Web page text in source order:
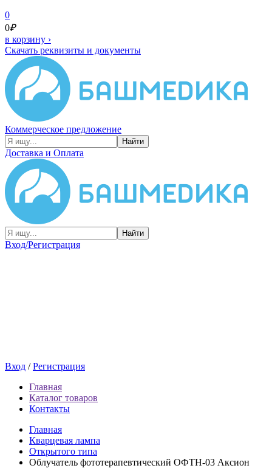
0
0₽
в корзину ›
Скачать реквизиты и документы
Коммерческое предложение
Найти
Доставка и Оплата
Найти
Вход/Регистрация
Вход /Регистрация
Главная
Каталог товаров
Контакты
Главная
Кварцевая лампа
Открытого типа
Облучатель фототерапевтический ОФТН-03 Аксион